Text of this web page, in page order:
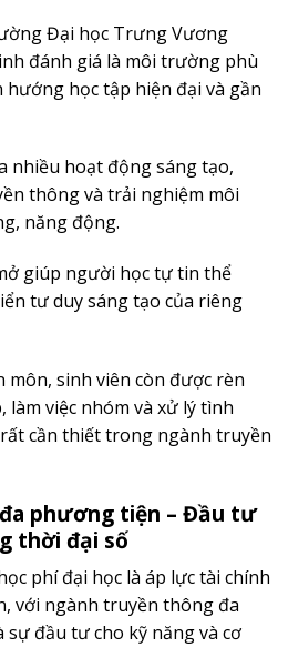
Đại học Trưng Vương
đánh giá là môi trường phù
hướng học tập hiện đại và gần
nhiều hoạt động sáng tạo,
thông và trải nghiệm môi
năng động.
giúp người học tự tin thể
tư duy sáng tạo của riêng
môn, sinh viên còn được rèn
làm việc nhóm và xử lý tình
cần thiết trong ngành truyền
phương tiện – Đầu tư
thời đại số
phí đại học là áp lực tài chính
với ngành truyền thông đa
đầu tư cho kỹ năng và cơ